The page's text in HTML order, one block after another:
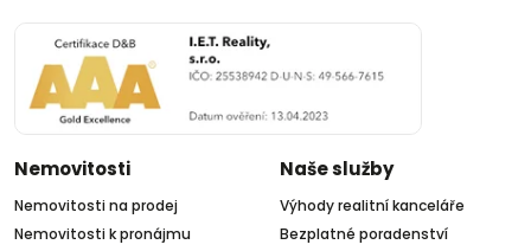
Nemovitosti
Nemovitosti na prodej
Nemovitosti k pronájmu
Naše služby
Výhody realitní kanceláře
Bezplatné poradenství